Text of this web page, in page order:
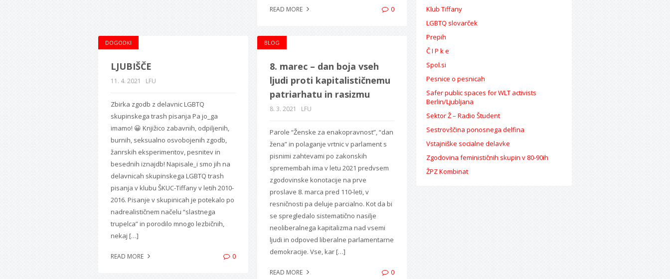
READ MORE 0
DOGODKI
LJUBIŠČE
11. 4. 2021 LFU
Zbirka zgodb z delavnic LGBTQ
skupinskega trash pisanja Pa jo_ga
imamo! 😀 Knjižico zabavnih, odpiljenih,
burnih, seksualno osvobojenih zgodb,
žanrskih eksperimentov, pesnitev in
besednih iznajdb! Napisale_i smo jih na
delavnicah skupinskega LGBTQ trash
pisanja v klubu ŠKUC-Tiffany v letih 2010-
2016. Pisanje v skupinicah je potekalo po
nadrealističnem načelu “slastnega
trupelca” in porodilo mnogo lezbičnih,
nekaj […]
READ MORE 0
BLOG
8. marec – dan boja vseh
ljudi proti kapitalističnemu
patriarhatu in rasizmu
8. 3. 2021 LFU
Parole “Ženske za enakopravnost”, “dan
žena” in polaganje vrtnic v parlament s
pisnimi zahtevami po zakonskih
spremembah ima v letu 2021 predvsem
zgodovinske konotacije na prve
proslave 8. marca pred 110-leti, v
resničnosti pa deluje parcialno. Kot da bi
se spregledalo sistematično nasilje
neoliberalnega kapitalizma nad vsemi
ljudi in odpoved liberalne parlamentarne
demokracije. Vse, kar […]
READ MORE 0
Klub Tiffany
LGBTQ slovarček
Prepih
Č I P k e
Spol.si
Pesnice o pesnicah
Safer public spaces for WLT activists
Berlin/Ljubljana
Sektor Ž – Radio Študent
Sestrovščina ponosnega delfina
Vstajniške socialne delavke
Zgodovina feminističnih skupin v 80-90ih
ŽPZ Kombinat